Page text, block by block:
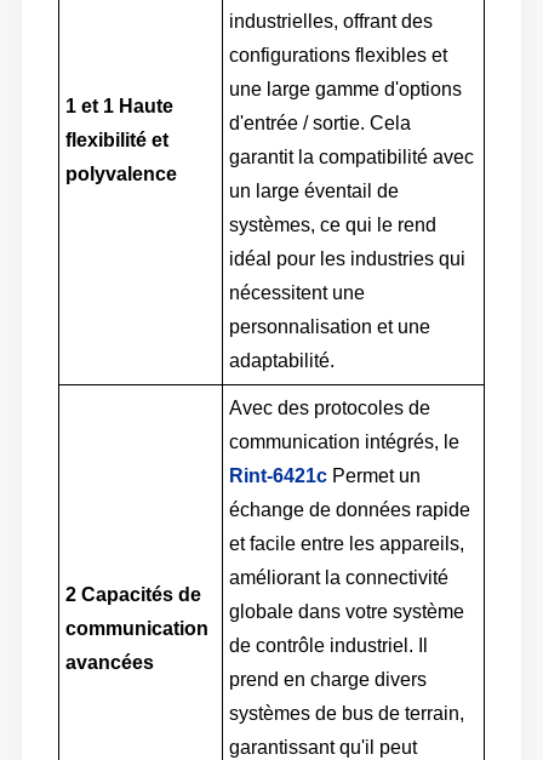
1 et 1 Haute
flexibilité et
polyvalence
industrielles, offrant des
configurations flexibles et
une large gamme d'options
d'entrée / sortie. Cela
garantit la compatibilité avec
un large éventail de
systèmes, ce qui le rend
idéal pour les industries qui
nécessitent une
personnalisation et une
adaptabilité.
2 Capacités de
communication
avancées
Avec des protocoles de
communication intégrés, le
Rint-6421cPermet un
échange de données rapide
et facile entre les appareils,
améliorant la connectivité
globale dans votre système
de contrôle industriel. Il
prend en charge divers
systèmes de bus de terrain,
garantissant qu'il peut